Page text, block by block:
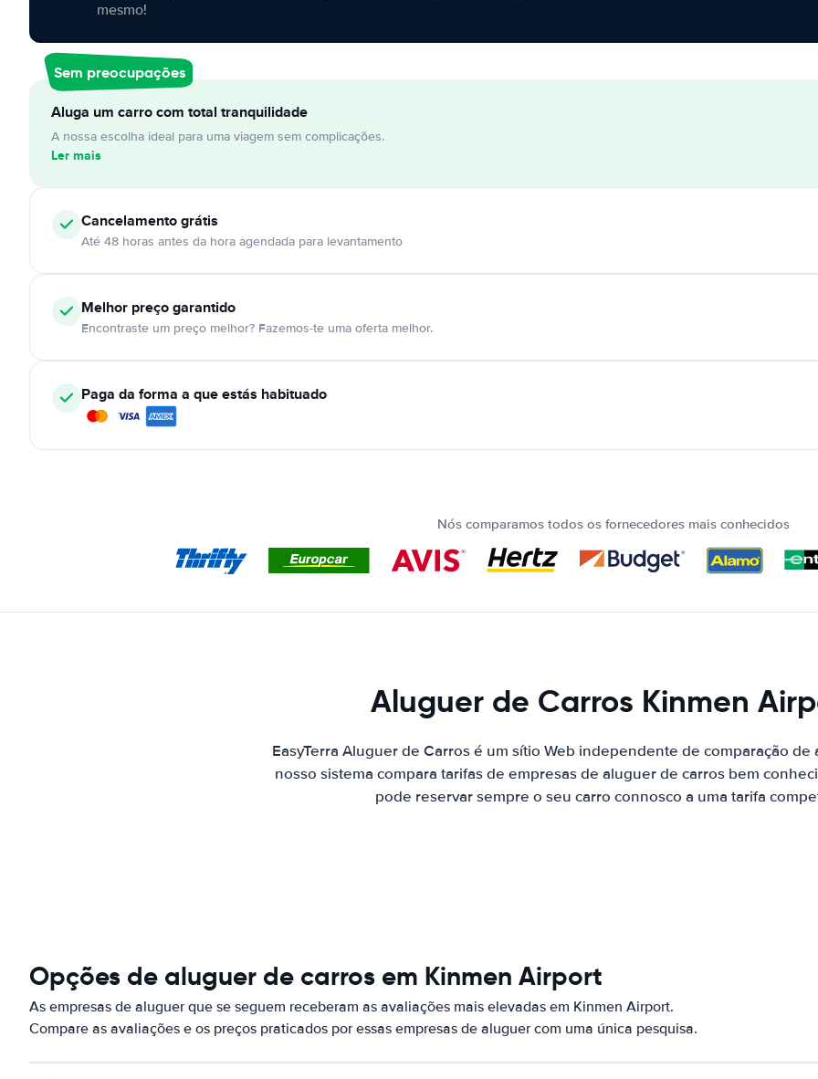
mesmo!
Sem preocupações
Aluga um carro com total tranquilidade
A nossa escolha ideal para uma viagem sem complicações.
Ler mais
Cancelamentográtis
Até 48 horas antes da hora agendada para levantamento
Melhor preço garantido
Encontraste um preço melhor? Fazemos-te uma oferta melhor.
Paga da forma a que estás habituado
Nós comparamos todos os fornecedores mais conhecidos
Aluguer de Carros Kinmen
EasyTerra Aluguer de Carros é um sítio Web independente de comparação de
nosso sistema compara tarifas de empresas de aluguer de carros bem
pode reservar sempre o seu carro connosco a uma tarifa
Opções de aluguer de carros em Kinmen Airport
As empresas de aluguer que se seguem receberam as avaliações mais elevadas em Kinmen Airport.
Compare as avaliações e os preços praticados por essas empresas de aluguer com uma única pesquisa.